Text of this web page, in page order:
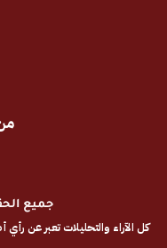
من زاوية
جميع الحقوق محفوظة ©
تعبر عن رأي أصحابها